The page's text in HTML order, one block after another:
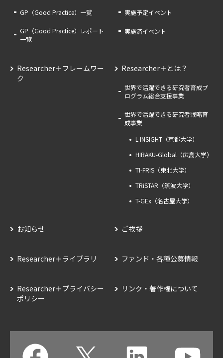
GP（Good Practice）一覧
GP（Good Practice）レポート
一覧
実施予定イベント
実施済イベント
Researcher＋フレームワー
ク
Researcher＋とは？
世界で活躍できる研究者育成プ
ログラム総合支援事業
世界で活躍できる研究者戦略育
成事業
L-INSIGHT（京都大学）
HIRAKU-Global（広島大学）
TI-FRIS（東北大学）
TRiSTAR（筑波大学）
T-GEx（名古屋大学）
お知らせ ご挨拶
Researcher＋ライブラリ ファンド・各種公募情報
Researcher＋プライバシー
ポリシー
リンク・著作権について